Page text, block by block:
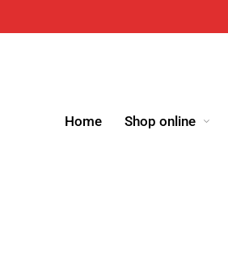
Home Shop online